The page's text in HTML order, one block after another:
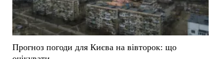
Прогноз погоди для Києва на вівторок: що